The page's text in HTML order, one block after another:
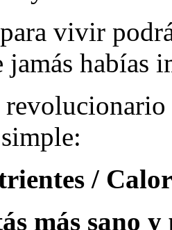
vivir
jamás habías
/
más sano